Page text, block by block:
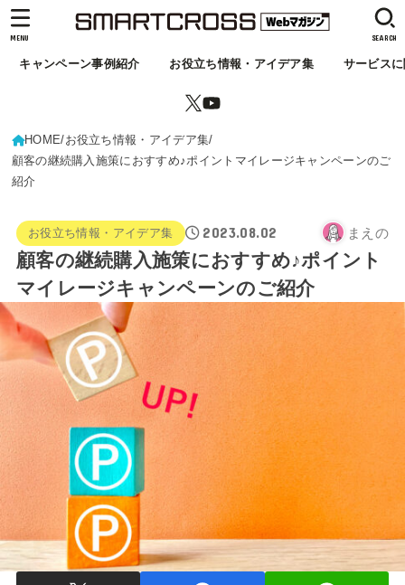
キャンペーン事例紹介 お役立ち情報・アイデア集 サービス
SEARCH
MENU
HOME お役立ち情報・アイデア集
顧客の継続購入施策におすすめ♪ポイントマイレージキャンペーンのご
紹介
お役立ち情報・アイデア集 2023.08.02 まえの
顧客の継続購入施策におすすめ♪ポイント
マイレージキャンペーンのご紹介